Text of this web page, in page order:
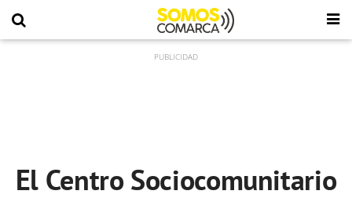
El Centro Sociocomunitario